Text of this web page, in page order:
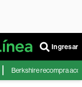
Ingresar
recompra acciones